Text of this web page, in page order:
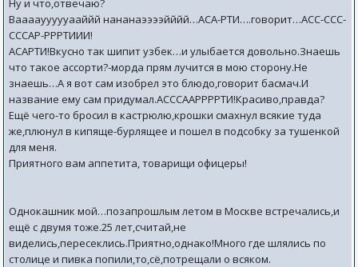
Ну и что,отвечаю?
Ваааауууууааййй нананаээээйййй…АСА-РТИ….говорит…АСС-ССС-
СССАР-РРРТИИИ!
АСАРТИ!Вкусно так шипит узбек…и улыбается довольно.Знаешь
что такое ассорти?-морда прям лучится в мою сторону.Не
знаешь…А я вот сам изобрел это блюдо,говорит басмач.И
название ему сам придумал.АСССААРРРРТИ!Красиво,правда?
Ещё чего-то бросил в кастрюлю,крошки смахнул всякие туда
же,плюнул в кипяще-бурлящее и пошел в подсобку за тушенкой
для меня.
Приятного вам аппетита, товарищи офицеры!
Однокашник мой…позапрошлым летом в Москве встречались,и
ещё с двумя тоже.25 лет,считай,не
виделись,пересеклись.Приятно,однако!Много где шлялись по
столице и пивка попили,то,сё,потрещали о всяком.